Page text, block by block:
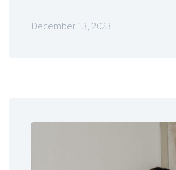
December 13, 2023